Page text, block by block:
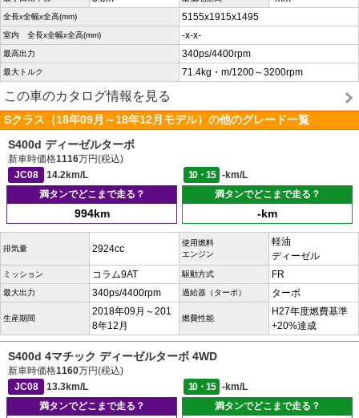
全長x全幅x全高(mm) 5155x1915x1495
室内 全長x全幅x全高(mm) -x-x-
最高出力 340ps/4400rpm
最大トルク 71.4kg・m/1200～3200rpm
この車のカタログ情報を見る
Sクラス（18年09月～18年12月モデル）の他のグレード一覧
S400d ディーゼルターボ
新車時価格1116万円(税込)
JC08
14.2km/L 10・15
-km/L
満タンでどこまで走る？
994km
満タンでどこまで走る？
-km
排気量 2924cc
使用燃料
エンジン
軽油
ディーゼル
ミッション コラム9AT 駆動方式 FR
最大出力 340ps/4400rpm 過給器（ターボ） ターボ
生産期間
2018年09月～201
8年12月
燃費性能
H27年度燃費基準
+20%達成
S400d 4マチック ディーゼルターボ 4WD
新車時価格1160万円(税込)
JC08
13.3km/L 10・15
-km/L
満タンでどこまで走る？
満タンでどこまで走る？